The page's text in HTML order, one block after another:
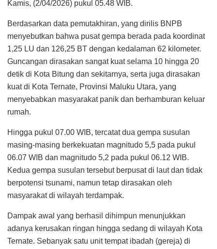
Kamis, (2/04/2026) pukul 05.48 WIB.
Berdasarkan data pemutakhiran, yang dirilis BNPB
menyebutkan bahwa pusat gempa berada pada koordinat
1,25 LU dan 126,25 BT dengan kedalaman 62 kilometer.
Guncangan dirasakan sangat kuat selama 10 hingga 20
detik di Kota Bitung dan sekitarnya, serta juga dirasakan
kuat di Kota Ternate, Provinsi Maluku Utara, yang
menyebabkan masyarakat panik dan berhamburan keluar
rumah.
Hingga pukul 07.00 WIB, tercatat dua gempa susulan
masing-masing berkekuatan magnitudo 5,5 pada pukul
06.07 WIB dan magnitudo 5,2 pada pukul 06.12 WIB.
Kedua gempa susulan tersebut berpusat di laut dan tidak
berpotensi tsunami, namun tetap dirasakan oleh
masyarakat di wilayah terdampak.
Dampak awal yang berhasil dihimpun menunjukkan
adanya kerusakan ringan hingga sedang di wilayah Kota
Ternate. Sebanyak satu unit tempat ibadah (gereja) di